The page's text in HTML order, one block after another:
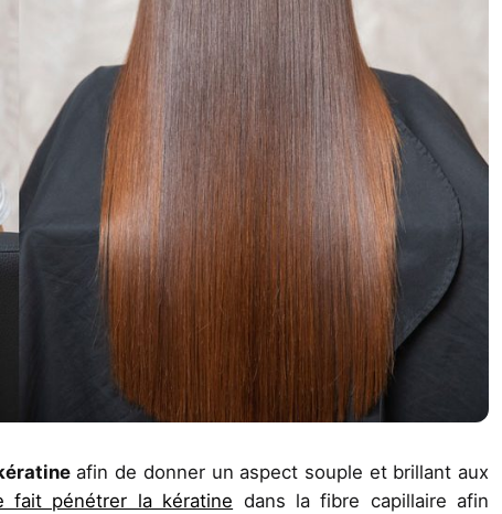
afin de donner un aspect souple et brillant aux
fait pénétrer la kératine dans la fibre capillaire afin